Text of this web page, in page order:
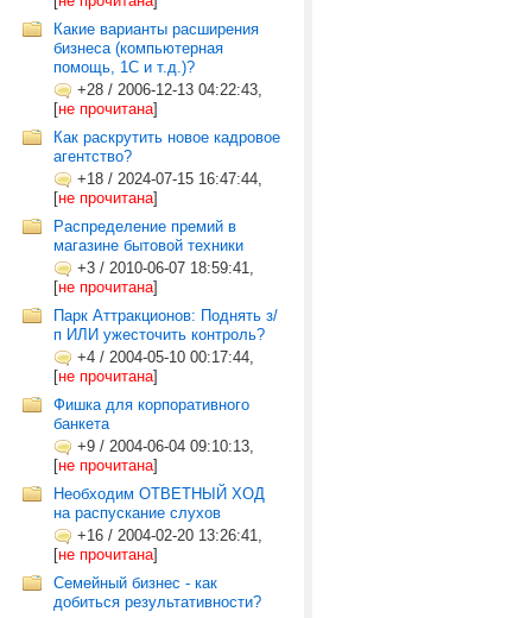
Какие варианты расширения
бизнеса (компьютерная
помощь, 1С и т.д.)?
+28 / 2006-12-13 04:22:43,
[не прочитана]
Как раскрутить новое кадровое
агентство?
+18 / 2024-07-15 16:47:44,
[не прочитана]
Распределение премий в
магазине бытовой техники
+3 / 2010-06-07 18:59:41,
[не прочитана]
Парк Аттракционов: Поднять з/
п ИЛИ ужесточить контроль?
+4 / 2004-05-10 00:17:44,
[не прочитана]
Фишка для корпоративного
банкета
+9 / 2004-06-04 09:10:13,
[не прочитана]
Необходим ОТВЕТНЫЙ ХОД
на распускание слухов
+16 / 2004-02-20 13:26:41,
[не прочитана]
Семейный бизнес - как
добиться результативности?